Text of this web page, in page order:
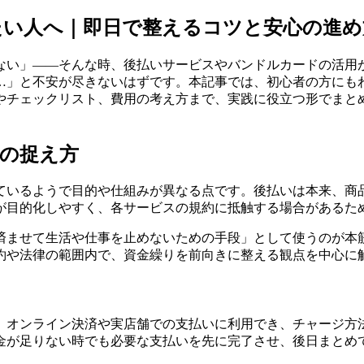
人へ｜即日で整えるコツと安心の進
」——そんな時、後払いサービスやバンドルカードの活
と不安が尽きないはずです。本記事では、初心者の方に
ェックリスト、費用の考え方まで、実践に役立つ形でま
捉え方
るようで目的や仕組みが異なる点です。後払いは本来、
的化しやすく、各サービスの規約に抵触する場合があるた
せて生活や仕事を止めないための手段」として使うのが
法律の範囲内で、資金繰りを前向きに整える観点を中心に
ンライン決済や実店舗での支払いに利用でき、チャージ
足りない時でも必要な支払いを先に完了させ、後日まとめ